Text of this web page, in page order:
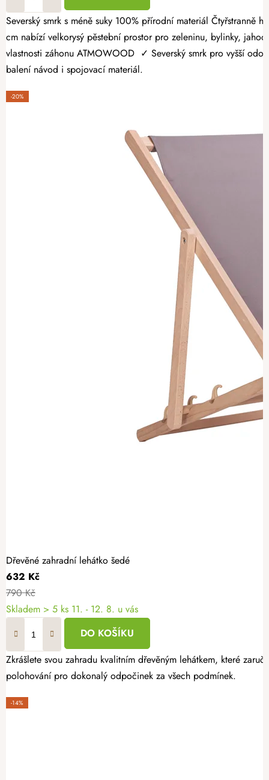
Severský smrk s méně suky 100% přírodní materiál Čtyřstranně hoblovaný masiv Dopřejte si radost z vlastní úrody a vytvořte si zahrádku přesně podle svých představ. Dřevěný vyvýšený záhon 160 × 100 × 60
cm nabízí velkorysý pěstební prostor pro zeleninu, bylinky,
vlastnosti záhonu ATMOWOOD ✓ Severský smrk pro vyšší
balení návod i spojovací materiál.
-20%
Dřevěné zahradní lehátko šedé
632 Kč
790 Kč
Skladem > 5 ks 11. - 12. 8. u vás
DO KOŠÍKU
Zkrášlete svou zahradu kvalitním dřevěným lehátkem, které
polohování pro dokonalý odpočinek za všech podmínek.
-14%